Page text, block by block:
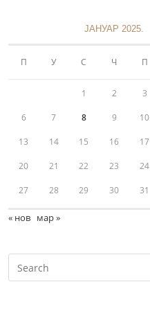
ЈАНУАР 2025.
П У С Ч П
1 2 3
6 7 8 9 10
13 14 15 16 17
20 21 22 23 24
27 28 29 30 31
« нов мар »
Информације
Политика приватности
Дечанска 6, 11000, Београд,